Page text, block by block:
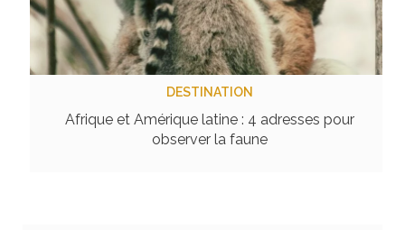
DESTINATION
Afrique et Amérique latine : 4 adresses pour
observer la faune